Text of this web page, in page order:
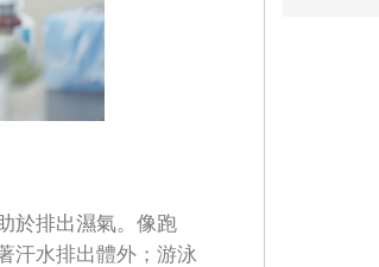
於排出濕氣。像跑
汗水排出體外；游泳